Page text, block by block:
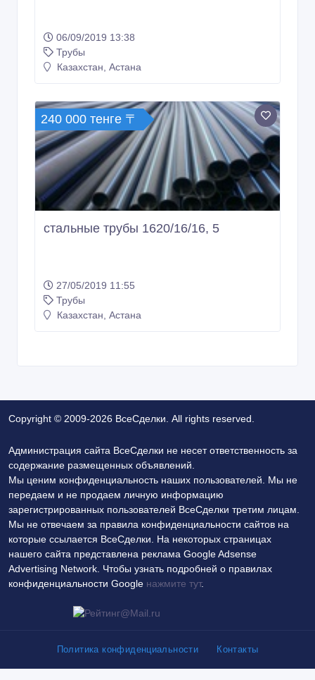
Трубы
Казахстан, Астана
240 000 тенге 〒
стальные трубы 1620/16/16, 5
Трубы
Казахстан, Астана
Copyright © 2009-2026 ВсеСделки. All rights reserved.
содержание размещенных объявлений.
Мы ценим конфиденциальность наших пользователей. Мы не
передаем и не продаем личную информацию
зарегистрированных пользователей ВсеСделки третим лицам.
Мы не отвечаем за правила конфиденциальности сайтов на
которые ссылается ВсеСделки. На некоторых страницах
нашего сайта представлена реклама Google Adsense
Advertising Network. Чтобы узнать подробней о правилах
конфиденциальности Googleнажмите тут.